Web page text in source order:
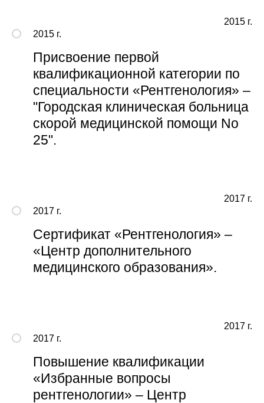
2015 г.
2015 г.
Присвоение первой
квалификационной категории по
специальности «Рентгенология» –
"Городская клиническая больница
скорой медицинской помощи No
25".
2017 г.
2017 г.
Сертификат «Рентгенология» –
«Центр дополнительного
медицинского образования».
2017 г.
2017 г.
Повышение квалификации
«Избранные вопросы
рентгенологии» – Центр